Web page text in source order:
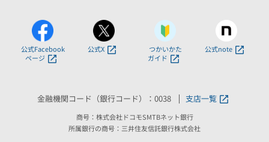
公式Facebook
ページ
公式X
つかいかた
ガイド
公式note
金融機関コード（銀行コード）：0038 支店一覧
商号：株式会社ドコモSMTBネット銀行
所属銀行の商号：三井住友信託銀行株式会社